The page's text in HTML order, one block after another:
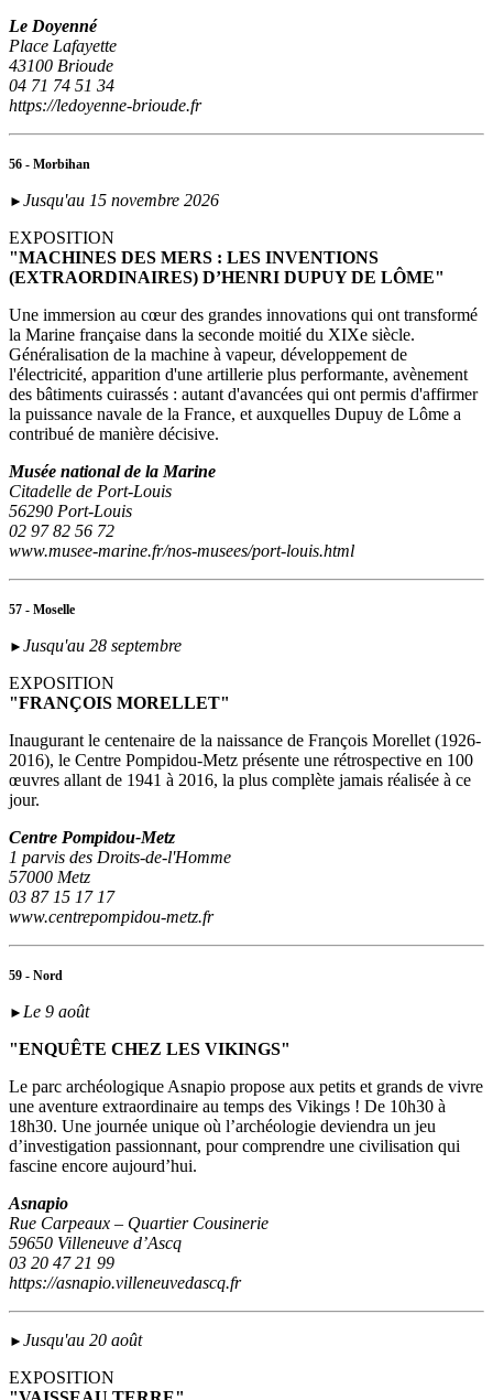
Le Doyenné
Place Lafayette
43100 Brioude
04 71 74 51 34
https://ledoyenne-brioude.fr
56 - Morbihan
► Jusqu'au 15 novembre 2026
EXPOSITION
"MACHINES DES MERS : LES INVENTIONS
(EXTRAORDINAIRES) D’HENRI DUPUY DE LÔME"
Une immersion au cœur des grandes innovations qui ont transformé
la Marine française dans la seconde moitié du XIXe siècle.
Généralisation de la machine à vapeur, développement de
l'électricité, apparition d'une artillerie plus performante, avènement
des bâtiments cuirassés : autant d'avancées qui ont permis d'affirmer
la puissance navale de la France, et auxquelles Dupuy de Lôme a
contribué de manière décisive.
Musée national de la Marine
Citadelle de Port-Louis
56290 Port-Louis
02 97 82 56 72
www.musee-marine.fr/nos-musees/port-louis.html
57 - Moselle
► Jusqu'au 28 septembre
EXPOSITION
"FRANÇOIS MORELLET"
Inaugurant le centenaire de la naissance de François Morellet (1926-
2016), le Centre Pompidou-Metz présente une rétrospective en 100
œuvres allant de 1941 à 2016, la plus complète jamais réalisée à ce
jour.
Centre Pompidou-Metz
1 parvis des Droits-de-l'Homme
57000 Metz
03 87 15 17 17
www.centrepompidou-metz.fr
59 - Nord
► Le 9 août
"ENQUÊTE CHEZ LES VIKINGS"
Le parc archéologique Asnapio propose aux petits et grands de vivre
une aventure extraordinaire au temps des Vikings ! De 10h30 à
18h30. Une journée unique où l’archéologie deviendra un jeu
d’investigation passionnant, pour comprendre une civilisation qui
fascine encore aujourd’hui.
Asnapio
Rue Carpeaux – Quartier Cousinerie
59650 Villeneuve d’Ascq
03 20 47 21 99
https://asnapio.villeneuvedascq.fr
► Jusqu'au 20 août
EXPOSITION